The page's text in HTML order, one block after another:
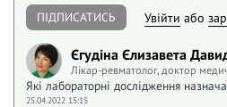
ПІДПИСАТИСЬ Увійти або
Єгудіна Єлизавета
Лікар-ревматолог, доктор
Які лабораторні дослідження
25.04.2022 15:15